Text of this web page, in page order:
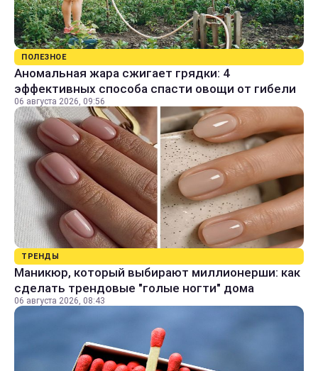
ПОЛЕЗНОЕ
Аномальная жара сжигает грядки: 4
эффективных способа спасти овощи от гибели
06 августа 2026, 09:56
ТРЕНДЫ
Маникюр, который выбирают миллионерши: как
сделать трендовые "голые ногти" дома
06 августа 2026, 08:43